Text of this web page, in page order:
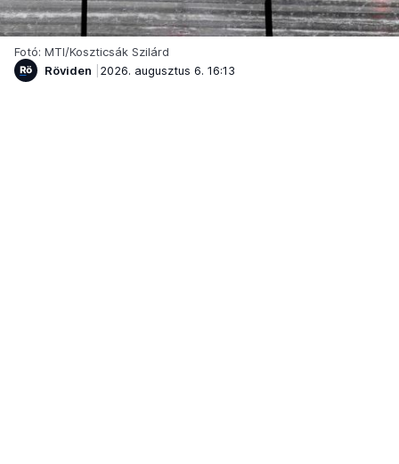
Fotó: MTI/Koszticsák Szilárd
Röviden
2026. augusztus 6. 16:13